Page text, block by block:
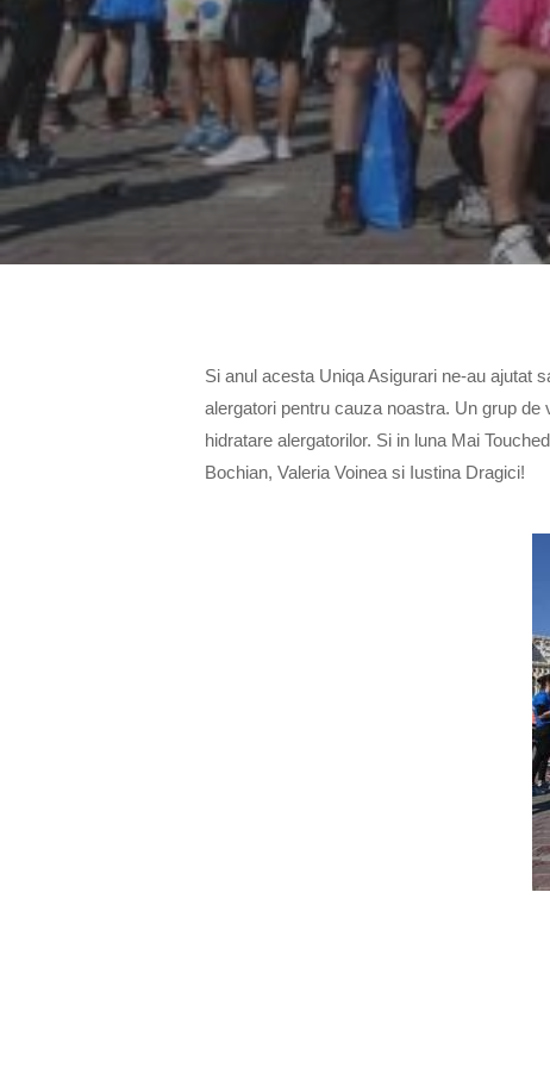
Si anul acesta Uniqa Asigurari ne-au ajutat
alergatori pentru cauza noastra. Un grup
hidratare alergatorilor. Si in luna Mai
Bochian, Valeria Voinea si Iustina Dragici!